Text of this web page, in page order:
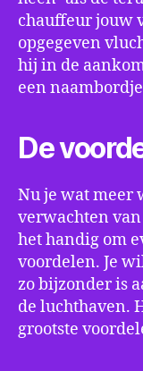
chauffeur jouw
opgegeven
hij in de
een
De
Nu je wat meer
verwachten
het handig om
voordelen. Je
zo bijzonder is
de luchthaven.
grootste